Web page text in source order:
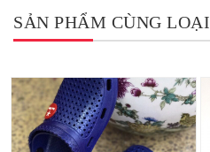
SẢN PHẨM CÙNG LOẠI